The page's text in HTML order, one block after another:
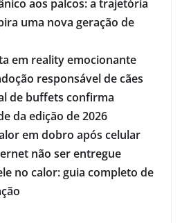
aos palcos: a trajetória
uma nova geração de
em reality emocionante
responsável de cães
de buffets confirma
da edição de 2026
em dobro após celular
não ser entregue
no calor: guia completo de